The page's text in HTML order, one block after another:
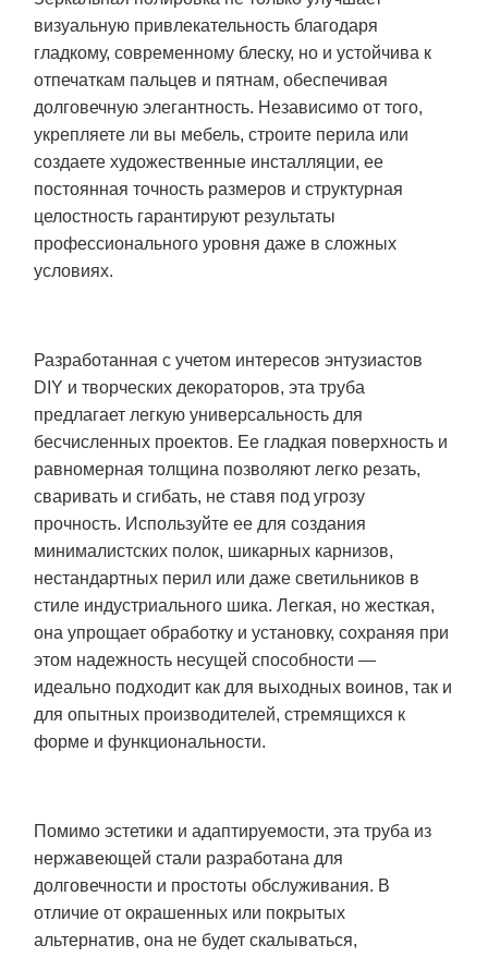
визуальную привлекательность благодаря
гладкому, современному блеску, но и устойчива к
отпечаткам пальцев и пятнам, обеспечивая
долговечную элегантность. Независимо от того,
укрепляете ли вы мебель, строите перила или
создаете художественные инсталляции, ее
постоянная точность размеров и структурная
целостность гарантируют результаты
профессионального уровня даже в сложных
условиях.
Разработанная с учетом интересов энтузиастов
DIY и творческих декораторов, эта труба
предлагает легкую универсальность для
бесчисленных проектов. Ее гладкая поверхность и
равномерная толщина позволяют легко резать,
сваривать и сгибать, не ставя под угрозу
прочность. Используйте ее для создания
минималистских полок, шикарных карнизов,
нестандартных перил или даже светильников в
стиле индустриального шика. Легкая, но жесткая,
она упрощает обработку и установку, сохраняя при
этом надежность несущей способности —
идеально подходит как для выходных воинов, так и
для опытных производителей, стремящихся к
форме и функциональности.
Помимо эстетики и адаптируемости, эта труба из
нержавеющей стали разработана для
долговечности и простоты обслуживания. В
отличие от окрашенных или покрытых
альтернатив, она не будет скалываться,